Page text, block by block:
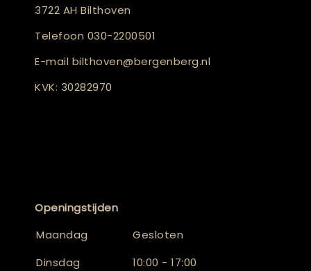
3722 AH Bilthoven
Telefoon 030-2200501
E-mail bilthoven@bergenberg.nl
KVK: 30282970
Openingstijden
Maandag
Gesloten
Dinsdag
10:00 - 17:00